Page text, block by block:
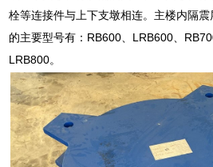
栓等连接件与上下支墩相连。主楼内隔
的主要型号有：RB600、LRB600、
LRB800。